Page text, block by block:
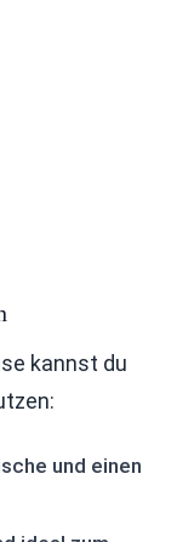
kannst du
und einen